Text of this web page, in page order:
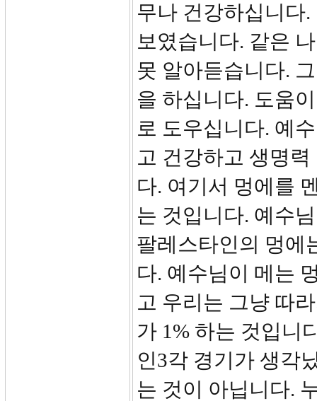
무나 건강하십니다
보였습니다. 같은
못 알아듣습니다.
을 하십니다. 도움
로 도우십니다. 예
고 건강하고 생명
다. 여기서 멍에를
는 것입니다. 예수
팔레스타인의 멍에
다. 예수님이 메는
고 우리는 그냥 따
가 1% 하는 것입니
인3각 경기가 생각
는 것이 아닙니다.